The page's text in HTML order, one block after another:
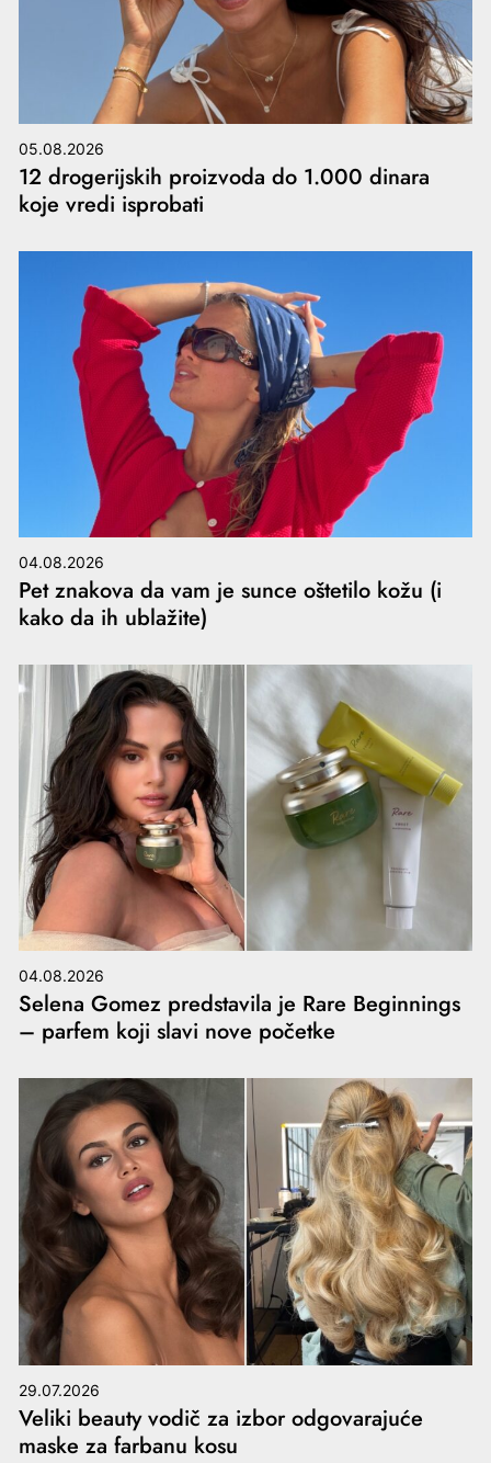
05.08.2026
12 drogerijskih proizvoda do 1.000 dinara
koje vredi isprobati
04.08.2026
Pet znakova da vam je sunce oštetilo kožu (i
kako da ih ublažite)
04.08.2026
Selena Gomez predstavila je Rare Beginnings
– parfem koji slavi nove početke
29.07.2026
Veliki beauty vodič za izbor odgovarajuće
maske za farbanu kosu